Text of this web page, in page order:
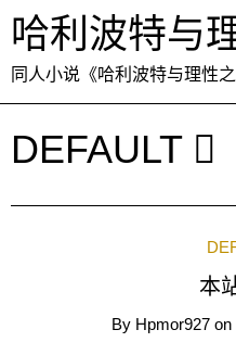
哈利波特与
同人小说《哈利波特与理性
DEFAULT
本
By Hpmor927 on